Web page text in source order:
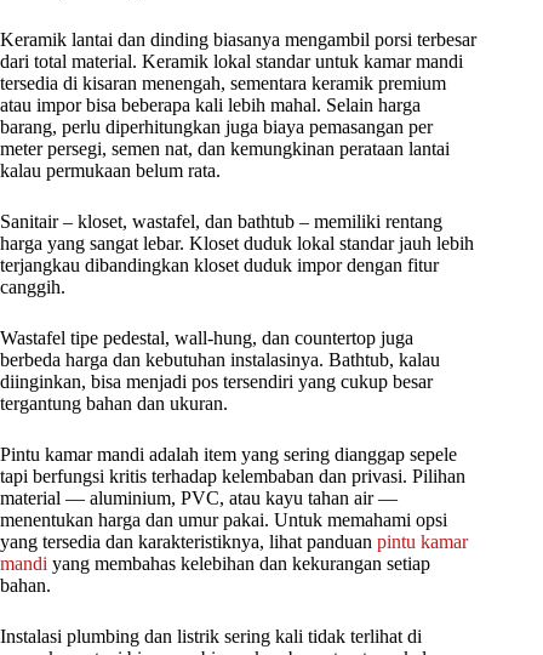
Keramik lantai dan dinding biasanya mengambil porsi terbesar
dari total material. Keramik lokal standar untuk kamar mandi
tersedia di kisaran menengah, sementara keramik premium
atau impor bisa beberapa kali lebih mahal. Selain harga
barang, perlu diperhitungkan juga biaya pemasangan per
meter persegi, semen nat, dan kemungkinan perataan lantai
kalau permukaan belum rata.
Sanitair – kloset, wastafel, dan bathtub – memiliki rentang
harga yang sangat lebar. Kloset duduk lokal standar jauh lebih
terjangkau dibandingkan kloset duduk impor dengan fitur
canggih.
Wastafel tipe pedestal, wall-hung, dan countertop juga
berbeda harga dan kebutuhan instalasinya. Bathtub, kalau
diinginkan, bisa menjadi pos tersendiri yang cukup besar
tergantung bahan dan ukuran.
Pintu kamar mandi adalah item yang sering dianggap sepele
tapi berfungsi kritis terhadap kelembaban dan privasi. Pilihan
material — aluminium, PVC, atau kayu tahan air —
menentukan harga dan umur pakai. Untuk memahami opsi
yang tersedia dan karakteristiknya, lihat panduan pintu kamar
mandi yang membahas kelebihan dan kekurangan setiap
bahan.
Instalasi plumbing dan listrik sering kali tidak terlihat di